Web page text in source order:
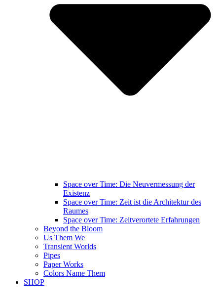
Space over Time: Die Neuvermessung der
Existenz
Space over Time: Zeit ist die Architektur des
Raumes
Space over Time: Zeitverortete Erfahrungen
Beyond the Bloom
Us Them We
Transient Worlds
Pipes
Paper Works
Colors Name Them
SHOP